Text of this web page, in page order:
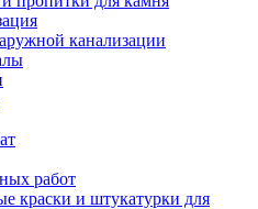
канализации
работ
краски и штукатурки для